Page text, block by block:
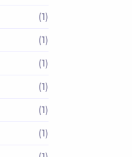
(1)
(1)
(1)
(1)
(1)
(1)